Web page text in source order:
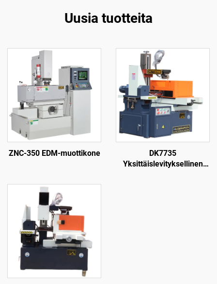
Uusia tuotteita
ZNC-350 EDM-muottikone
DK7735
Yksittäislevityksellinen